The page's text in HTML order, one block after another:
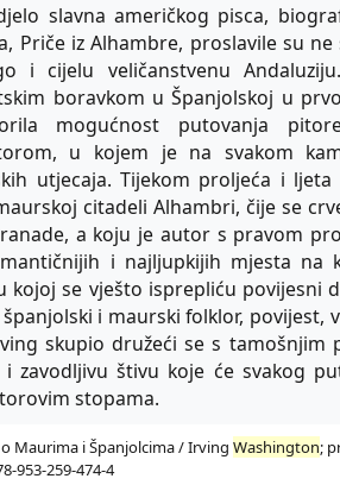
slavna američkog pisca,
Priče iz Alhambre, proslavile su
i cijelu veličanstvenu
boravkom u Španjolskoj u
mogućnost putovanja
u kojem je na svakom
utjecaja. Tijekom proljeća i ljeta
citadeli Alhambri, čije se
a koju je autor s pravom
i najljupkijih mjesta na
kojoj se vješto isprepliću povijesni
i maurski folklor, povijest,
skupio družeći se s tamošnjim
zavodljivu štivu koje će svakog
stopama.
o Maurima i Španjolcima / IrvingWashington;
953-259-474-4